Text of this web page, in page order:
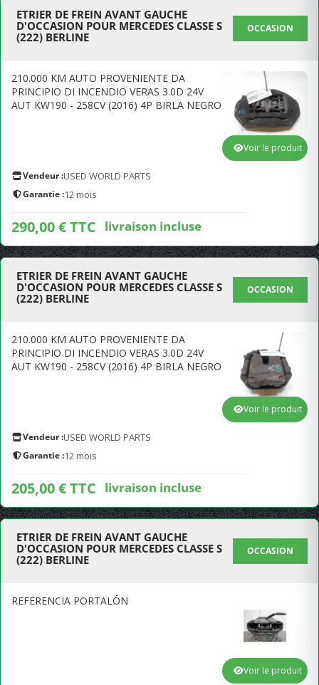
ETRIER DE FREIN AVANT GAUCHE
D'OCCASION POUR MERCEDES CLASSE S
(222) BERLINE
OCCASION
210.000 KM AUTO PROVENIENTE DA
PRINCIPIO DI INCENDIO VERAS 3.0D 24V
AUT KW190 - 258CV (2016) 4P BIRLA NEGRO
Vendeur :USED WORLD PARTS
Garantie :12 mois
290,00 € TTC livraison incluse
Voir le produit
ETRIER DE FREIN AVANT GAUCHE
D'OCCASION POUR MERCEDES CLASSE S
(222) BERLINE
OCCASION
210.000 KM AUTO PROVENIENTE DA
PRINCIPIO DI INCENDIO VERAS 3.0D 24V
AUT KW190 - 258CV (2016) 4P BIRLA NEGRO
Vendeur :USED WORLD PARTS
Garantie :12 mois
205,00 € TTC livraison incluse
Voir le produit
ETRIER DE FREIN AVANT GAUCHE
D'OCCASION POUR MERCEDES CLASSE S
(222) BERLINE
OCCASION
REFERENCIA PORTALÓN
Voir le produit